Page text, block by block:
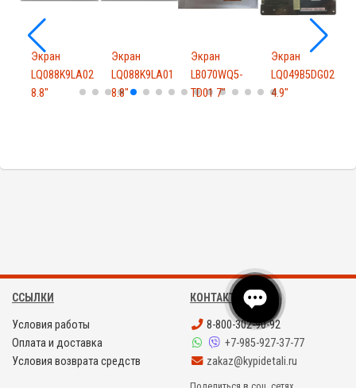
Экран
LQ088K9LA02
8.8"
Экран
LQ088K9LA01
8.8"
Экран
LB070WQ5-
TD01 7"
Экран
LQ049B5DG02
4.9"
ССЫЛКИ
Условия работы
Оплата и доставка
Условия возврата средств
КОНТАКТЫ
8-800-302-90-92
+7-985-927-37-77
zakaz@kypidetali.ru